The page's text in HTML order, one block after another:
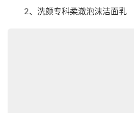
2、洗颜专科柔澈泡沫洁面乳